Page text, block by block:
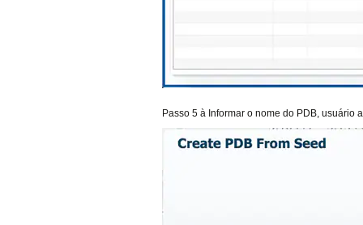
Passo 5 à Informar o nome do PDB, usuário